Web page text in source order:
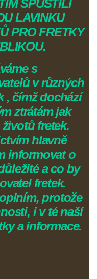
SPUSTILI
LAVINKU
PRO FRETKY
s
v různých
, čímž dochází
ztrátám jak
fretek.
hlavně
informovat o
a co by
fretek.
protože
i v té naší
a informace.